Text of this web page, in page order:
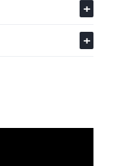
+
+